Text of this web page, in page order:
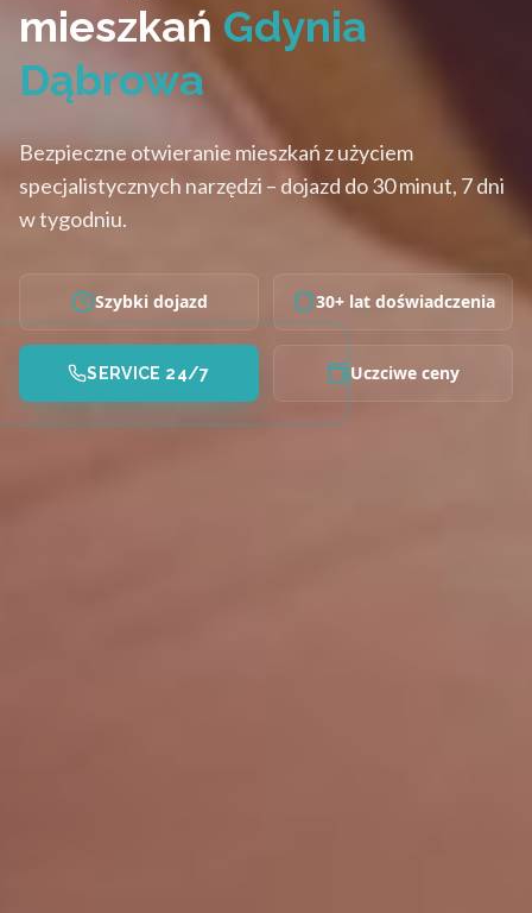
mieszkań Gdynia
Dąbrowa
Bezpieczne otwieranie mieszkań z użyciem
specjalistycznych narzędzi – dojazd do 30 minut, 7 dni
w tygodniu.
Szybki dojazd 30+ lat doświadczenia
SERVICE 24/7 Uczciwe ceny